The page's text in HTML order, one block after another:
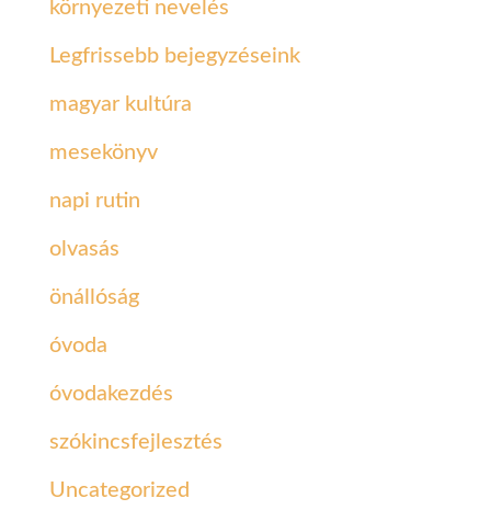
környezeti nevelés
Legfrissebb bejegyzéseink
magyar kultúra
mesekönyv
napi rutin
olvasás
önállóság
óvoda
óvodakezdés
szókincsfejlesztés
Uncategorized